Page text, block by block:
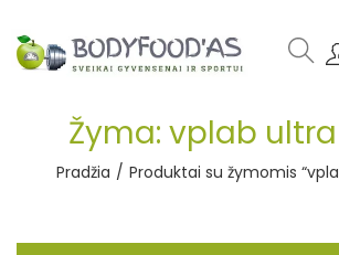
Žyma: vplab
Pradžia / Produktai su žymomis